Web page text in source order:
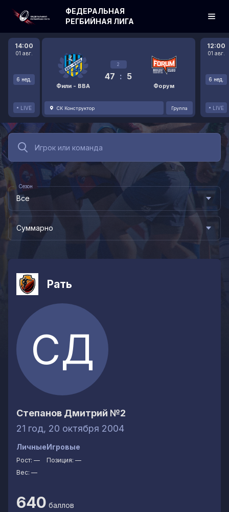
14:00
01 авг.
6 нед.
LIVE
Фили - ВВА
2
47 : 5
Форум
СК Конструктор Группа
12:00
01 авг.
6 нед.
LIVE
ФЕДЕРАЛЬНАЯ
РЕГБИЙНАЯ ЛИГА
Все
Сезон
Суммарно
Рать
СД
Степанов Дмитрий №2
21 год, 20 октября 2004
Личные
Рост: —
Вес: —
Игровые
Позиция: —
640 баллов